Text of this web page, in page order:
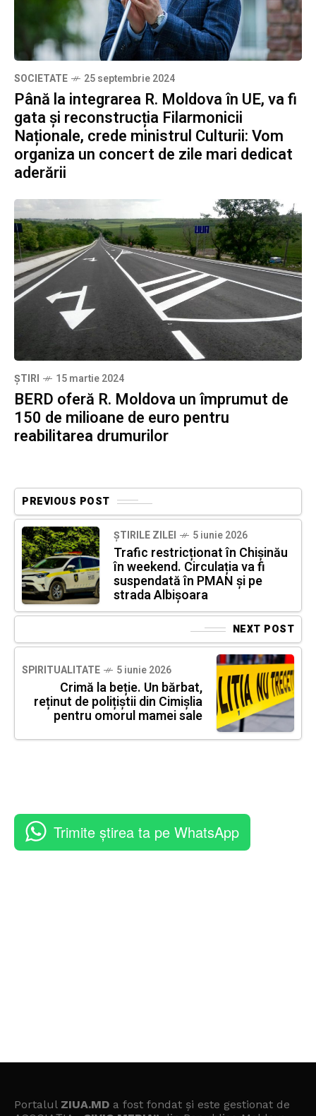
SOCIETATE 25 septembrie 2024
Până la integrarea R. Moldova în UE, va fi
gata și reconstrucția Filarmonicii
Naționale, crede ministrul Culturii: Vom
organiza un concert de zile mari dedicat
aderării
ȘTIRI 15 martie 2024
BERD oferă R. Moldova un împrumut de
150 de milioane de euro pentru
reabilitarea drumurilor
PREVIOUS POST
ȘTIRILE ZILEI 5 iunie 2026
Trafic restricționat în Chișinău
în weekend. Circulația va fi
suspendată în PMAN și pe
strada Albișoara
NEXT POST
SPIRITUALITATE 5 iunie 2026
Crimă la beție. Un bărbat,
reținut de polițiștii din Cimișlia
pentru omorul mamei sale
Trimite știrea ta pe WhatsApp
Portalul ZIUA.MD a fost fondat și este gestionat de